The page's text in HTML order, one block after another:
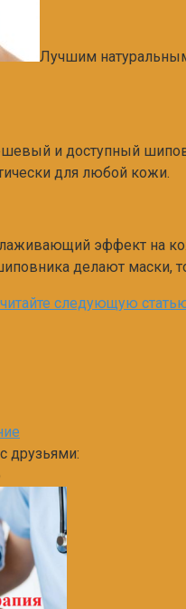
Лучшим
и доступный
для любой кожи.
эффект на
делают маски,
читайте следующую
друзьями: